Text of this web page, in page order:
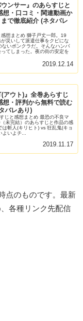
ンサー』のあらすじと
想・口コミ・関連動画か
で徹底紹介 (ネタバレ
感想まとめ 獅子戸丈一郎。19
災いして派遣仕事をクビにな
いボンクラだ。そんなハンパ
てしまった。夜の街の安定を
2019.12.14
アウト)』全巻あらすじ
想・評判から無料で読む
バレあり)
じと感想まとめ 最恐の不良マ
未完結）のあらすじと作品の感
斬人(キリヒト) vs 狂乱鬼(キョ
いよチ...
2019.11.17
点のものです。最新
各種リンク先配信